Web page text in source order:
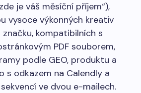
je váš měsíční příjem“),
vysoce výkonných kreativ
kompatibilních s
PDF souborem,
podle GEO, produktu a
s odkazem na Calendly a
ve dvou e-mailech.